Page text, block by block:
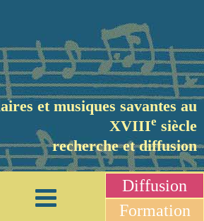
et musiques savantes au
XVIIIe siècle
recherche et diffusion
Diffusion
Formation